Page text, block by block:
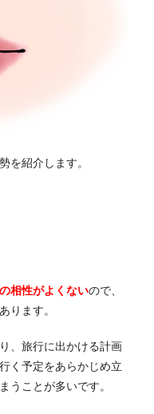
を紹介します。
相性がよくないので、
ります。
、旅行に出かける計画
く予定をあらかじめ立
うことが多いです。